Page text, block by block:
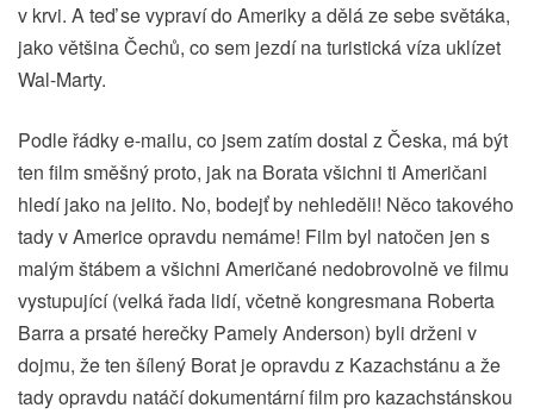
v krvi. A teď se vypraví do Ameriky a dělá ze sebe světáka,
jako většina Čechů, co sem jezdí na turistická víza uklízet
Wal-Marty.
Podle řádky e-mailu, co jsem zatím dostal z Česka, má být
ten film směšný proto, jak na Borata všichni ti Američani
hledí jako na jelito. No, bodejť by nehleděli! Něco takového
tady v Americe opravdu nemáme! Film byl natočen jen s
malým štábem a všichni Američané nedobrovolně ve filmu
vystupující (velká řada lidí, včetně kongresmana Roberta
Barra a prsaté herečky Pamely Anderson) byli drženi v
dojmu, že ten šílený Borat je opravdu z Kazachstánu a že
tady opravdu natáčí dokumentární film pro kazachstánskou